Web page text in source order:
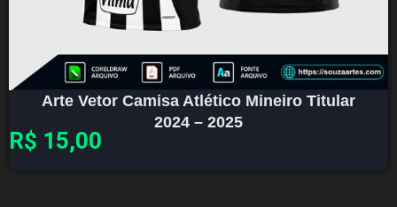
Arte Vetor Camisa Atlético Mineiro Titular
2024 – 2025
R$ 15,00